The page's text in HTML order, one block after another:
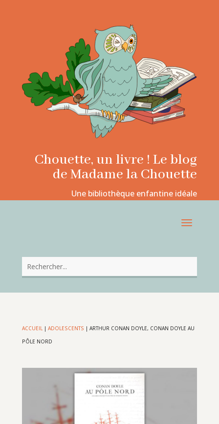
Chouette, un livre ! Le blog
de Madame la Chouette
Une bibliothèque enfantine idéale
ACCUEIL| ADOLESCENTS | ARTHUR CONAN DOYLE, CONAN DOYLE AU
PÔLE NORD